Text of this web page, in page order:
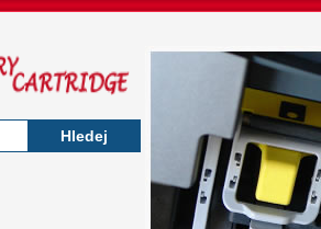
Hledej